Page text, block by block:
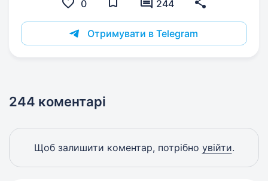
0 244
Отримувати в Telegram
244 коментарі
Щоб залишити коментар, потрібно увійти.